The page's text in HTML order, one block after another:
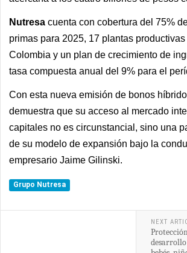
Nutresa cuenta con cobertura del 75%
primas para 2025, 17 plantas
Colombia y un plan de crecimiento de
tasa compuesta anual del 9% para el
Con esta nueva emisión de bonos
demuestra que su acceso al mercado
capitales no es circunstancial, sino una
de su modelo de expansión bajo la
empresario Jaime Gilinski.
Grupo Nutresa
NEXT